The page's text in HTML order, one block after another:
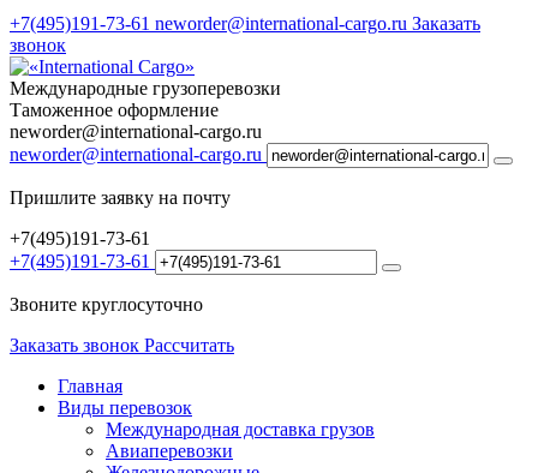
+7(495)191-73-61 neworder@international-cargo.ru Заказать
звонок
Международные грузоперевозки
Таможенное оформление
neworder@international-cargo.ru
neworder@international-cargo.ru
Пришлите заявку на почту
+7(495)191-73-61
+7(495)191-73-61
Звоните круглосуточно
Заказать звонок Рассчитать
Главная
Виды перевозок
Международная доставка грузов
Авиаперевозки